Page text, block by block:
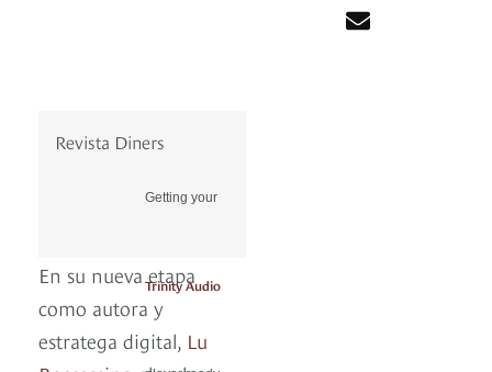
Revista Diners
Getting your
Trinity Audio
En su nueva etapa
como autora y
estratega digital, Lu